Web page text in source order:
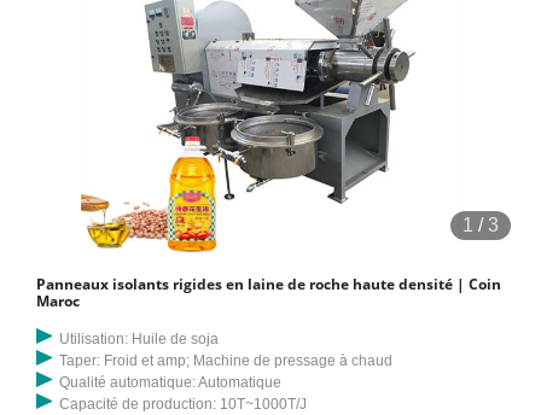
1 /3
Panneaux isolants rigides en laine de roche haute densité | Coin
Maroc
Utilisation: Huile de soja
Taper: Froid et amp; Machine de pressage à chaud
Qualité automatique: Automatique
Capacité de production: 10T~1000T/J